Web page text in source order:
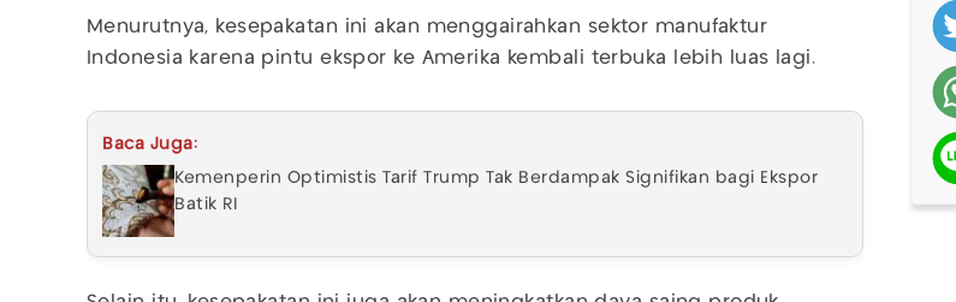
Menurutnya, kesepakatan ini akan menggairahkan sektor manufaktur
Indonesia karena pintu ekspor ke Amerika kembali terbuka lebih luas lagi.
Baca Juga:
Kemenperin Optimistis Tarif Trump Tak Berdampak Signifikan bagi Ekspor
Batik RI